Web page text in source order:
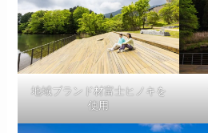
地域ブランド材富士ヒノキを
使用